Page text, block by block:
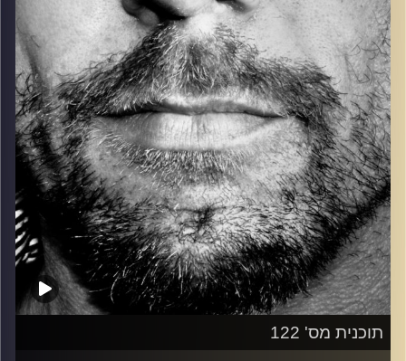
קרדיט תמונות: David Goehring
תוכנית מס' 122